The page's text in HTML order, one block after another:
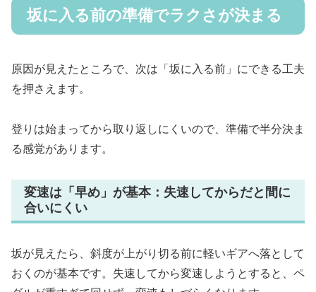
坂に入る前の準備でラクさが決まる
原因が見えたところで、次は「坂に入る前」にできる工夫
を押さえます。
登りは始まってから取り返しにくいので、準備で半分決ま
る感覚があります。
変速は「早め」が基本：失速してからだと間に
合いにくい
坂が見えたら、斜度が上がり切る前に軽いギアへ落として
おくのが基本です。失速してから変速しようとすると、ペ